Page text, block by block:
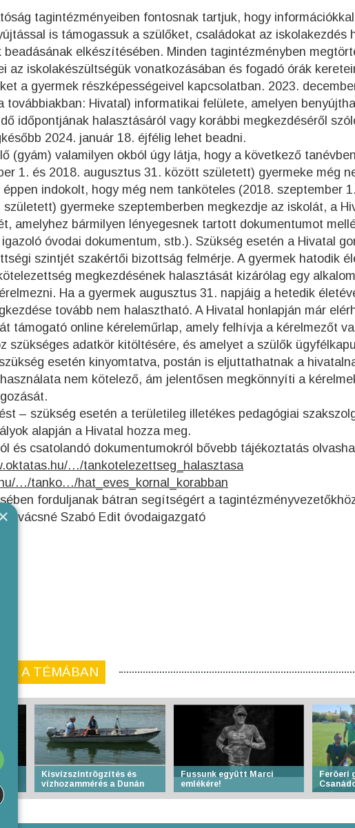
tagintézményeiben fontosnak tartjuk, hogy
is támogassuk a szülőket, családokat az iskolakezdés
beadásának elkészítésében. Minden tagintézményben
az iskolakészültségük vonatkozásában és fogadó órák
a gyermek részképességeivel kapcsolatban. 2023.
továbbiakban: Hivatal) informatikai felülete, amelyen
időpontjának halasztásáról vagy korábbi megkezdéséről
2024. január 18. éjfélig lehet beadni.
(gyám) valamilyen okból úgy látja, hogy a következő
1. és 2018. augusztus 31. között született) gyermeke még
indokolt, hogy még nem tanköteles (2018. szeptember
gyermeke szeptemberben megkezdje az iskolát, a
amelyhez bármilyen lényegesnek tartott dokumentumot
óvodai dokumentum, stb.). Szükség esetén a Hivatal
szintjét szakértői bizottság felmérje. A gyermek hatodik
megkezdésének halasztását kizárólag egy
Ha a gyermek augusztus 31. napjáig a hetedik
tovább nem halasztható. A Hivatal honlapján már
támogató online kéreleműrlap, amely felhívja a kérelmezőt
szükséges adatkör kitöltésére, és amelyet a szülők
esetén kinyomtatva, postán is eljuttathatnak a
nem kötelező, ám jelentősen megkönnyíti a
– szükség esetén a területileg illetékes pedagógiai
alapján a Hivatal hozza meg.
és csatolandó dokumentumokról bővebb tájékoztatás
…/tankotelezettseg_halasztasa
…/tanko…/hat_eves_kornal_korabban
forduljanak bátran segítségért a
Kovácsné Szabó Edit óvodaigazgató
A TÉMÁBAN
Kisvízszintrögzítés és
vízhozammérés a Dunán
Fussunk együtt Marci
emlékére!
Feröeri